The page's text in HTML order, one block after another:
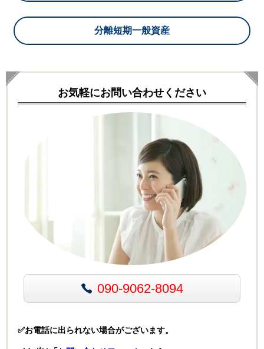
分離短期一般資産
お気軽にお問い合わせください
090-9062-8094
✅お電話に出られない場合がございます。